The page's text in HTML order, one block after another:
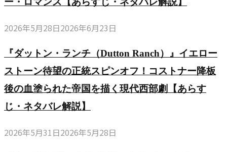
2026年5月28日2026年6月23日
『ダットン・ランチ（Dutton Ranch）』イエロー
ストーン待望の正統スピンオフ！コストナー降板
後の血塗られた帝国を描く現代西部劇【あらす
じ・ネタバレ解説】
2026年5月31日2026年5月28日